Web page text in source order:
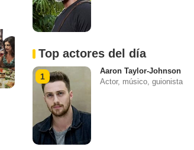
Top actores del día
1
Aaron Taylor-Johnson
Actor, músico, guionista